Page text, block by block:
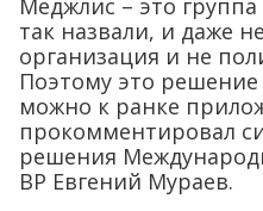
так назвали, и даже
организация и не
Поэтому это
можно к ранке
прокомментировал
решения
ВР Евгений Мураев.